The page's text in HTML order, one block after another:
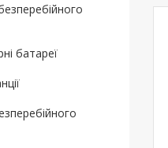
батареї